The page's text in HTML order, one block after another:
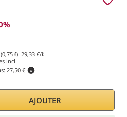
ℓ) 29,33 €/ℓ
incl.
27,50 €
AJOUTER